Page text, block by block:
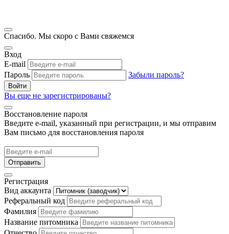
Спасибо. Мы скоро с Вами свяжемся
Вход
E-mail
Пароль
Забыли пароль?
Войти
Вы еще не зарегистрированы?
Восстановление пароля
Введите e-mail, указанный при регистрации, и мы отправим
Вам письмо для восстановления пароля
Отправить
Регистрация
Вид аккаунта
Реферальный код
Фамилия
Название питомника